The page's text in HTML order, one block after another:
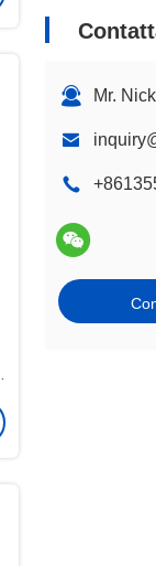
Mr. Nick